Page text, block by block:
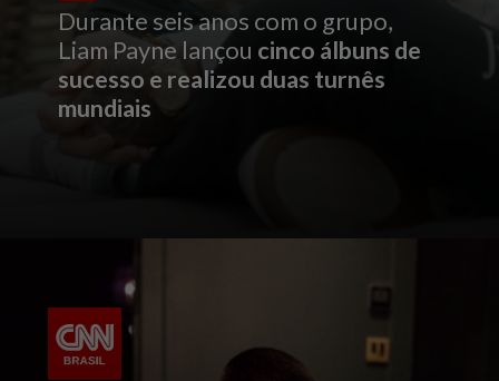
Durante seis anos com o grupo,
Liam Payne lançou cinco álbuns de
sucesso e realizou duas turnês
mundiais